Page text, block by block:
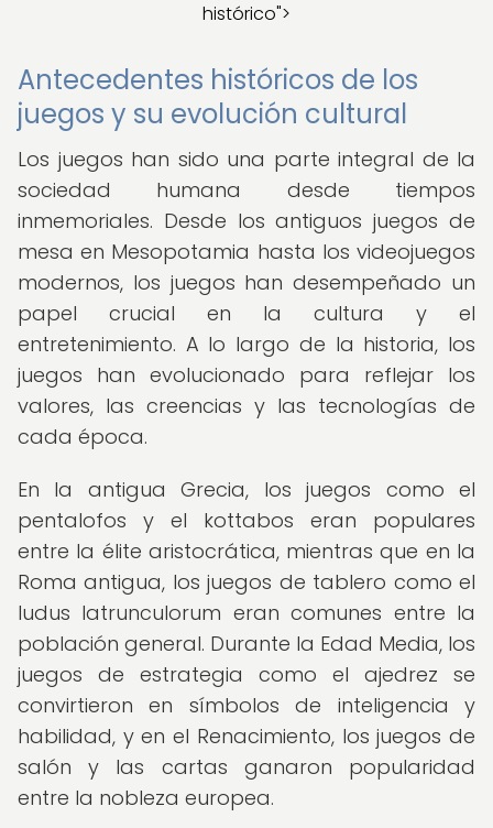
histórico">
Antecedentes históricos de los
juegos y su evolución cultural
Los juegos han sido una parte integral de la
sociedad humana desde tiempos
inmemoriales. Desde los antiguos juegos de
mesa en Mesopotamia hasta los videojuegos
modernos, los juegos han desempeñado un
papel crucial en la cultura y el
entretenimiento. A lo largo de la historia, los
juegos han evolucionado para reflejar los
valores, las creencias y las tecnologías de
cada época.
En la antigua Grecia, los juegos como el
pentalofos y el kottabos eran populares
entre la élite aristocrática, mientras que en la
Roma antigua, los juegos de tablero como el
ludus latrunculorum eran comunes entre la
población general. Durante la Edad Media, los
juegos de estrategia como el ajedrez se
convirtieron en símbolos de inteligencia y
habilidad, y en el Renacimiento, los juegos de
salón y las cartas ganaron popularidad
entre la nobleza europea.